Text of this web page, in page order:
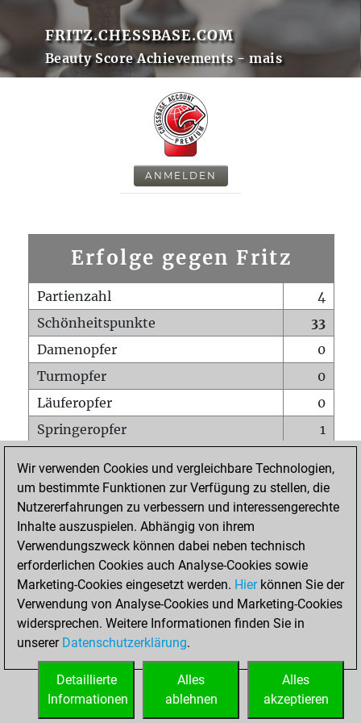
FRITZ.CHESSBASE.COM
Beauty Score Achievements - mais
ANMELDEN
Erfolge gegen Fritz
Partienzahl
4
Schönheitspunkte
33
Damenopfer
0
Turmopfer
0
Läuferopfer
0
Springeropfer
1
Matt auf vollem Brett
0
Bauer setzt Matt
0
Erstickte Matts
Unterverwandlungen
Türme auf der siebten
0
STARTSEITE
Wir verwenden Cookies und vergleichbare Technologien,
um bestimmte Funktionen zur Verfügung zu stellen, die
Nutzererfahrungen zu verbessern und interessengerechte
Inhalte auszuspielen. Abhängig von ihrem
Verwendungszweck können dabei neben technisch
erforderlichen Cookies auch Analyse-Cookies sowie
Marketing-Cookies eingesetzt werden. Hierkönnen Sie der
Verwendung von Analyse-Cookies und Marketing-Cookies
widersprechen. Weitere Informationen finden Sie in
unserer Datenschutzerklärung.
Alles
akzeptieren
Alles
ablehnen
Detaillierte
Informationen